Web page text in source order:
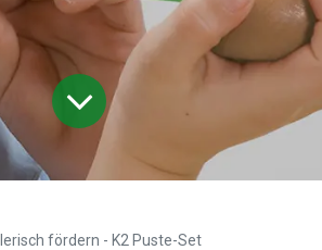
fördern - K2 Puste-Set